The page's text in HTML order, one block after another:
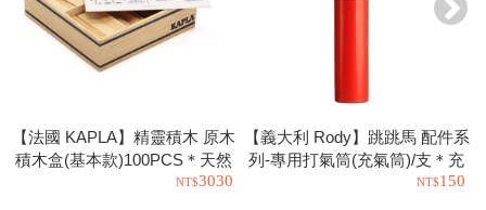
【法國 KAPLA】精靈積木 原木
積木盒(基本款)100PCS＊天然
松木益智操作幼教積木3030
【義大利 Rody】跳跳馬 配件系
列-專用打氣筒(充氣筒)/支＊充
氣工具.充氣球.玩具也可以使用
150